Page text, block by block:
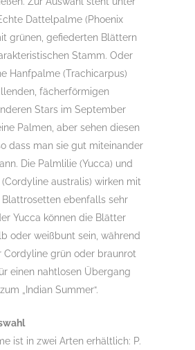
Dattelpalme (Phoenix
grünen, gefiederten Blättern
Stamm. Oder
Hanfpalme (Trachicarpus)
fächerförmigen
Stars im September
Palmen, aber sehen diesen
dass man sie gut miteinander
Die Palmlilie (Yucca) und
australis) wirken mit
Blattrosetten ebenfalls sehr
Yucca können die Blätter
oder weißbunt sein, während
Cordyline grün oder braunrot
einen nahtlosen Übergang
„Indian Summer“.
ist in zwei Arten erhältlich: P.